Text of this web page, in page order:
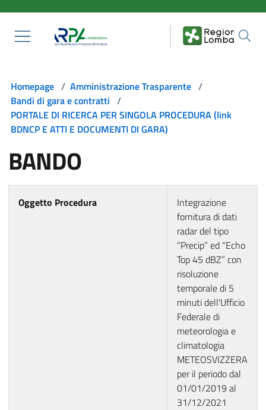
Homepage / Amministrazione Trasparente /
Bandi di gara e contratti /
PORTALE DI RICERCA PER SINGOLA PROCEDURA (link
BDNCP E ATTI E DOCUMENTI DI GARA)
BANDO
Oggetto Procedura
Integrazione
fornitura di dati
radar del tipo
“Precip” ed “Echo
Top 45 dBZ” con
risoluzione
temporale di 5
minuti dell'Ufficio
Federale di
meteorologia e
climatologia
METEOSVIZZERA
per il periodo dal
01/01/2019 al
31/12/2021